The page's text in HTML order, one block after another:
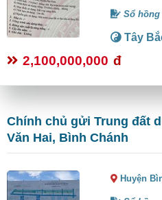
Sổ hồng
Tây
2,100,000,000 đ
Chính chủ gửi Trung đất
Văn Hai, Bình Chánh
Huyện